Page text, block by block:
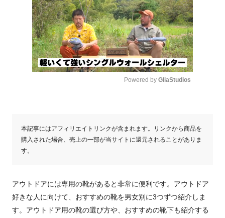
Powered by GliaStudios
本記事にはアフィリエイトリンクが含まれます。リンクから商品を
購入された場合、売上の一部が当サイトに還元されることがありま
す。
アウトドアには専用の靴があると非常に便利です。アウトドア
好きな人に向けて、おすすめの靴を男女別に3つずつ紹介しま
す。アウトドア用の靴の選び方や、おすすめの靴下も紹介する